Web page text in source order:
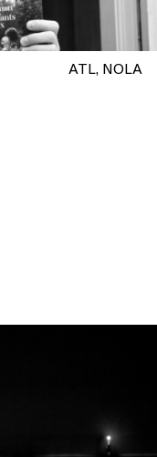
ATL NOLA